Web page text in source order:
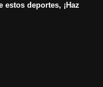
deportes, ¡Haz